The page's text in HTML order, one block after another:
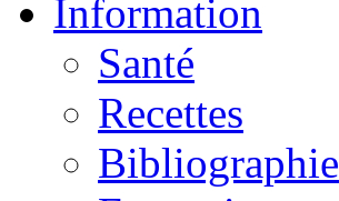
Information
Santé
Recettes
Bibliographie